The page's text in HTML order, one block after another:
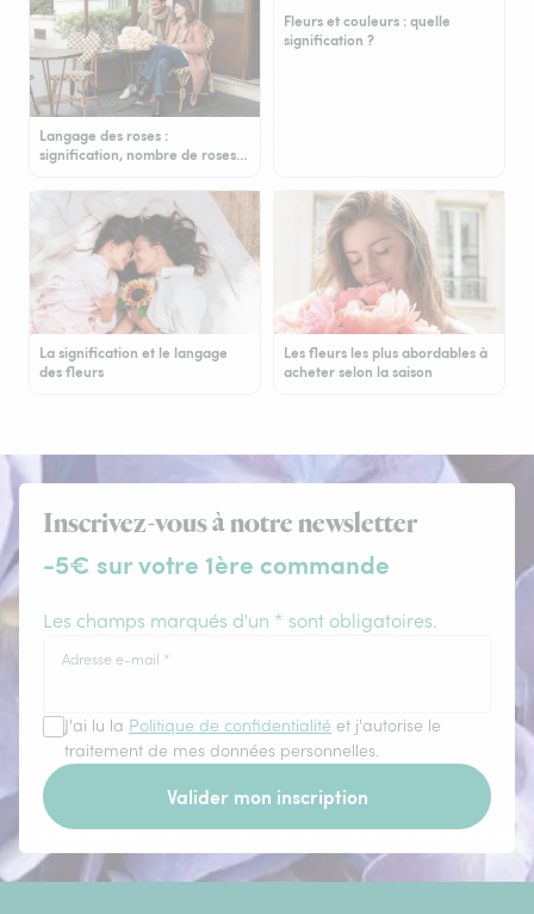
Langage des roses :
signification, nombre de roses…
Fleurs et couleurs : quelle
signification ?
La signification et le langage
des fleurs
Les fleurs les plus abordables à
acheter selon la saison
Inscrivez-vous à notre newsletter
-5€ sur votre 1ère commande
Les champs marqués d'un * sont obligatoires.
Adresse e-mail *
J'ai lu la Politique de confidentialité et j'autorise le
traitement de mes données personnelles.
Valider mon inscription